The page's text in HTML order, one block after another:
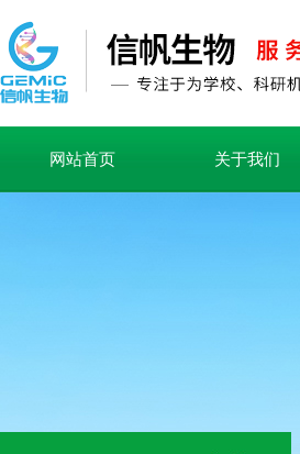
网站首页 关于我们